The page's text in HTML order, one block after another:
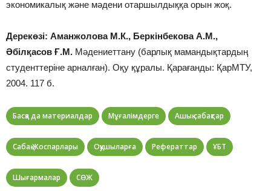
экономикалық және мәдени отаршылдыққа орын жоқ.
Дерекөзі: Аманжолова М.К., Беркінбекова А.М.,
Әбілқасов Ғ.М. Мәдениеттану (барлық мамандықтардың
студенттеріне арналған). Оқу құралы. Қарағанды: ҚарМТУ,
2004. 117 б.
Басқа да материалдар Мұғалімдерге Ашық сабақтар
Сабақ Жоспарлары Оқушыларға Рефераттар ҰБТ
Шығармалар СӨЖ